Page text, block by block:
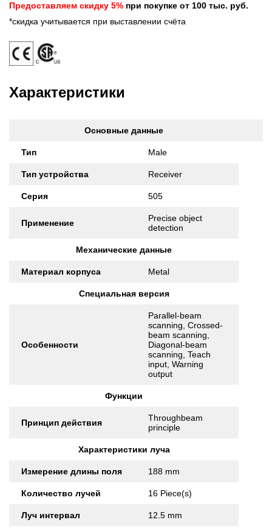
Предоставляем скидку 5% при покупке от 100 тыс. руб.
*скидка учитывается при выставлении счёта
Характеристики
Основные данные
Тип Male
Тип устройства Receiver
Серия 505
Применение
Precise object
detection
Механические данные
Материал корпуса Metal
Специальная версия
Особенности
Parallel-beam
scanning, Crossed-
beam scanning,
Diagonal-beam
scanning, Teach
input, Warning
output
Функции
Принцип действия
Throughbeam
principle
Характеристики луча
Измерение длины поля 188 mm
Количество лучей 16 Piece(s)
Луч интервал 12.5 mm